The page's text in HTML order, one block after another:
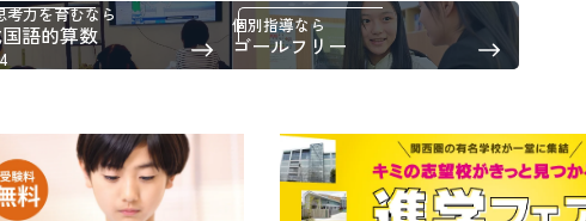
考力を育むなら
語的算数 個別指導なら
ゴールフリー